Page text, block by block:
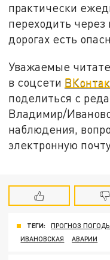
практически
переходить через
дорогах есть
Уважаемые
в соцсети
поделиться с
Владимир/
наблюдения,
электронную
ТЕГИ: ПРОГНОЗ
ИВАНОВСКАЯ
АВАРИИ